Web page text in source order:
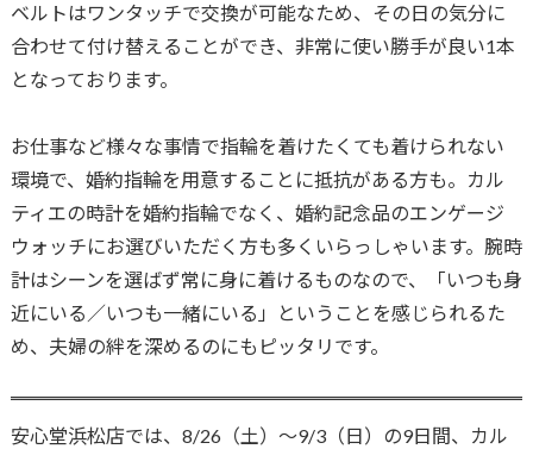
ベルトはワンタッチで交換が可能なため、その日の気分に
合わせて付け替えることができ、非常に使い勝手が良い1本
となっております。
お仕事など様々な事情で指輪を着けたくても着けられない
環境で、婚約指輪を用意することに抵抗がある方も。カル
ティエの時計を婚約指輪でなく、婚約記念品のエンゲージ
ウォッチにお選びいただく方も多くいらっしゃいます。腕時
計はシーンを選ばず常に身に着けるものなので、「いつも身
近にいる／いつも一緒にいる」ということを感じられるた
め、夫婦の絆を深めるのにもピッタリです。
安心堂浜松店では、8/26（土）～9/3（日）の9日間、カル